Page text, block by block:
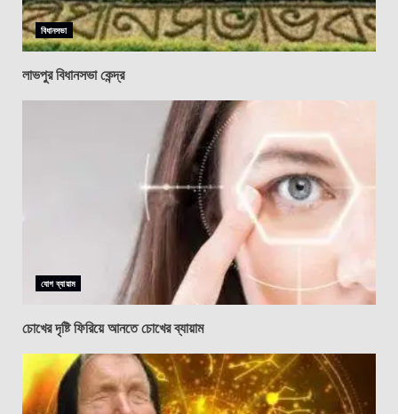
বিধানসভা
লাভপুর বিধানসভা কেন্দ্র
যোগ ব্যায়াম
চোখের দৃষ্টি ফিরিয়ে আনতে চোখের ব্যায়াম